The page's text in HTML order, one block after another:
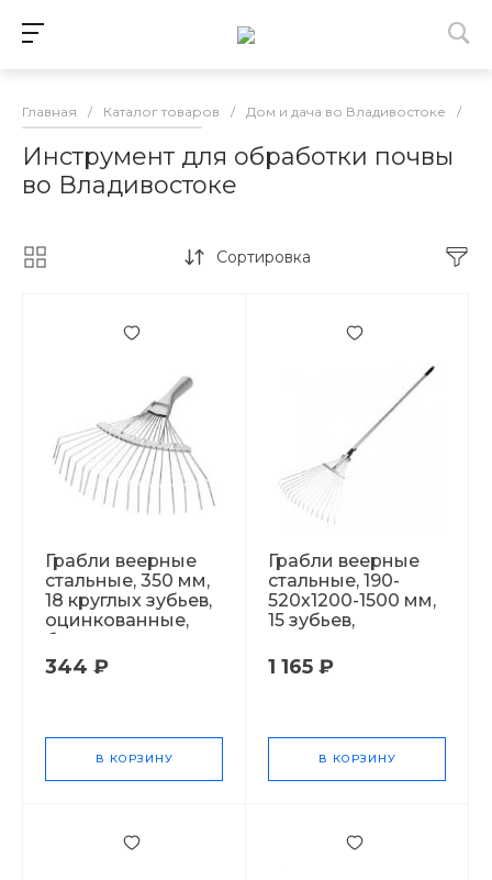
Главная / Каталог товаров / Дом и дача во Владивостоке /
Инструмент для обработки почвы
во Владивостоке
Сортировка
Грабли веерные
стальные, 350 мм,
18 круглых зубьев,
оцинкованные,
без черенка
042032
344 ₽
В КОРЗИНУ
Грабли веерные
стальные, 190-
520х1200-1500 мм,
15 зубьев,
042018
1 165 ₽
В КОРЗИНУ